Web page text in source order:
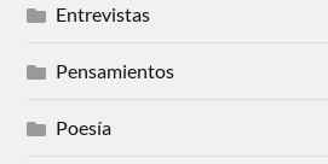
Entrevistas
Pensamientos
Poesía